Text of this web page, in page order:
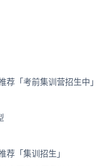
「考前集训营招生中」
「集训招生」